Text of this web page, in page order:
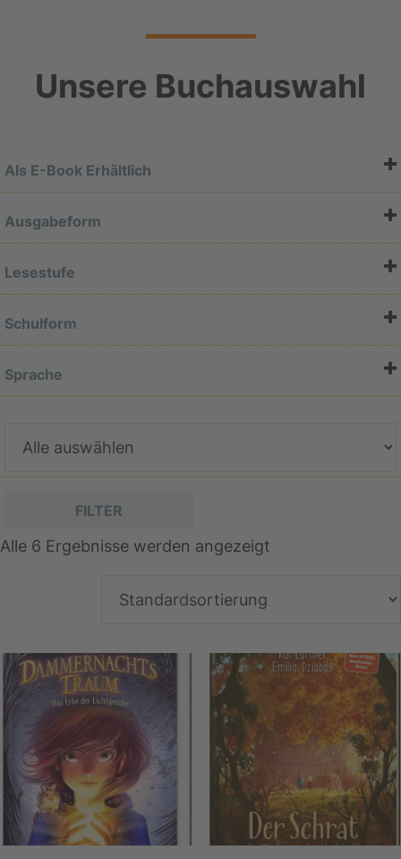
Unsere Buchauswahl
Als E-Book Erhältlich
Ja
Ausgabeform
Taschenbuch
Hardcover
Lesestufe
Unterstufe
10-13 (2)
Schulform
Kindergarten
Grundschule
Sprache
Deutsch
FILTER
Alle 6 Ergebnisse werden angezeigt